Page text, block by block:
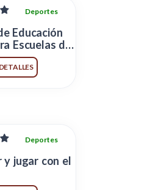
Deportes
Educación
Escuelas de
DETALLES
Deportes
y jugar con el